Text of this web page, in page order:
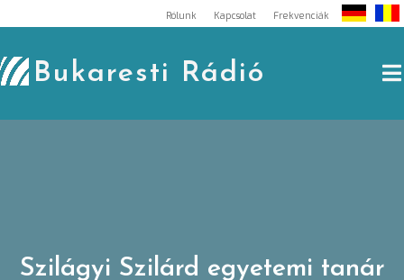
to
content
Rólunk Kapcsolat Frekvenciák
Bukaresti Rádió
Szilágyi Szilárd egyetemi tanár